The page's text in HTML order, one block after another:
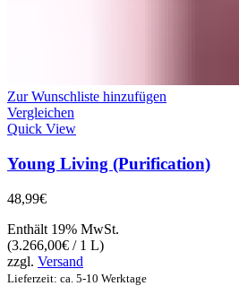
Zur Wunschliste hinzufügen
Vergleichen
Quick View
Young Living (Purification)
48,99€
Enthält 19% MwSt.
(3.266,00€ / 1 L)
zzgl. Versand
Lieferzeit: ca. 5-10 Werktage